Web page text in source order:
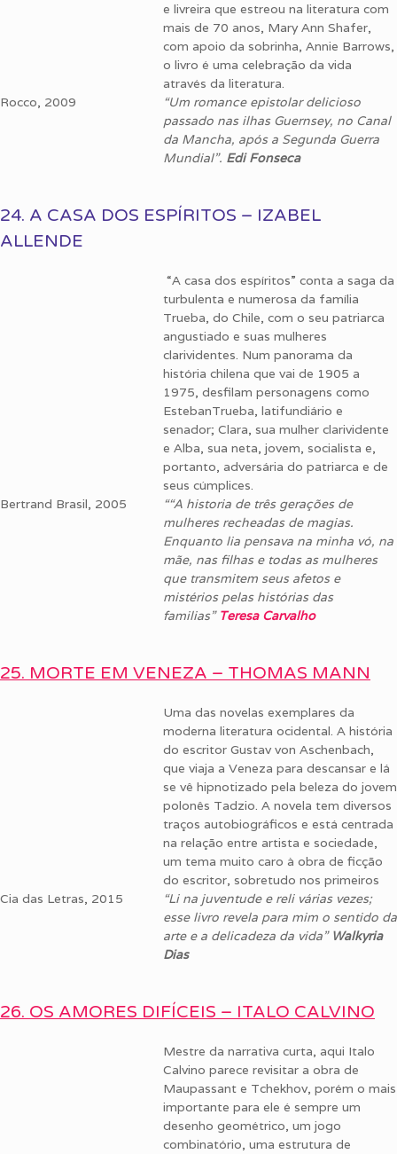
e livreira que estreou na literatura com
mais de 70 anos, Mary Ann Shafer,
com apoio da sobrinha, Annie Barrows,
o livro é uma celebração da vida
através da literatura.
Rocco, 2009
“Um romance epistolar delicioso
passado nas ilhas Guernsey, no Canal
da Mancha, após a Segunda Guerra
Mundial”. Edi Fonseca
24. A CASA DOS ESPÍRITOS – IZABEL
ALLENDE
“A casa dos espíritos” conta a saga da
turbulenta e numerosa da família
Trueba, do Chile, com o seu patriarca
angustiado e suas mulheres
clarividentes. Num panorama da
história chilena que vai de 1905 a
1975, desfilam personagens como
EstebanTrueba, latifundiário e
senador; Clara, sua mulher clarividente
e Alba, sua neta, jovem, socialista e,
portanto, adversária do patriarca e de
seus cúmplices.
Bertrand Brasil, 2005
““A historia de três gerações de
mulheres recheadas de magias.
Enquanto lia pensava na minha vó, na
mãe, nas filhas e todas as mulheres
que transmitem seus afetos e
mistérios pelas histórias das
familias” Teresa Carvalho
25. MORTE EM VENEZA – THOMAS MANN
Uma das novelas exemplares da
moderna literatura ocidental. A história
do escritor Gustav von Aschenbach,
que viaja a Veneza para descansar e lá
se vê hipnotizado pela beleza do jovem
polonês Tadzio. A novela tem diversos
traços autobiográficos e está centrada
na relação entre artista e sociedade,
um tema muito caro à obra de ficção
do escritor, sobretudo nos primeiros
Cia das Letras, 2015
“Li na juventude e reli várias vezes;
esse livro revela para mim o sentido da
arte e a delicadeza da vida” Walkyria
Dias
26. OS AMORES DIFÍCEIS – ITALO CALVINO
Mestre da narrativa curta, aqui Italo
Calvino parece revisitar a obra de
Maupassant e Tchekhov, porém o mais
importante para ele é sempre um
desenho geométrico, um jogo
combinatório, uma estrutura de